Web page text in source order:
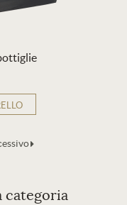
categoria